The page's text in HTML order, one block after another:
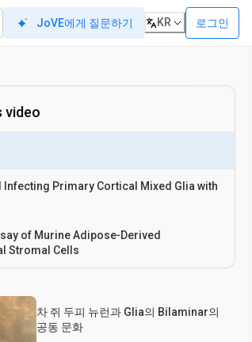
JoVE에게 질문하기 KR 로그인
video
Infecting Primary Cortical Mixed Glia with
of Murine Adipose‐Derived
Stromal Cells
차 쥐 두피 뉴런과 Glia의 Bilaminar의
공동 문화